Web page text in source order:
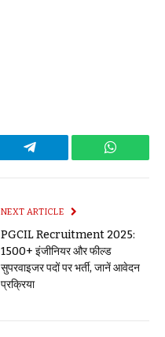
Telegram
NEXT ARTICLE
PGCIL Recruitment 2025:
1500+ इंजीनियर और फील्ड
सुपरवाइजर पदों पर भर्ती, जानें आवेदन
प्रक्रिया